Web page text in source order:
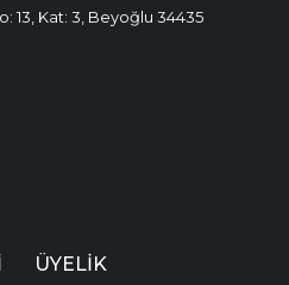
13, Kat: 3, Beyoğlu 34435
ÜYELIK